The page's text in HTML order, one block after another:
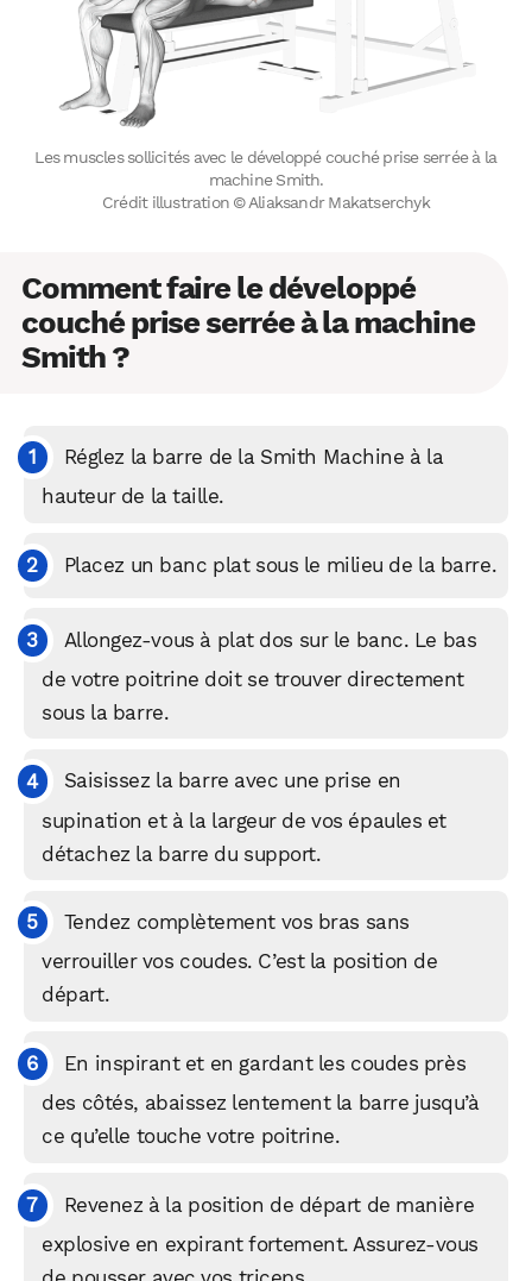
Les muscles sollicités avec le développé couché prise serrée à la
machine Smith.
Crédit illustration © Aliaksandr Makatserchyk
Comment faire le développé
couché prise serrée à la machine
Smith ?
Réglez la barre de la Smith Machine à la
hauteur de la taille.
Placez un banc plat sous le milieu de la barre.
Allongez-vous à plat dos sur le banc. Le bas
de votre poitrine doit se trouver directement
sous la barre.
Saisissez la barre avec une prise en
supination et à la largeur de vos épaules et
détachez la barre du support.
Tendez complètement vos bras sans
verrouiller vos coudes. C’est la position de
départ.
En inspirant et en gardant les coudes près
des côtés, abaissez lentement la barre jusqu’à
ce qu’elle touche votre poitrine.
Revenez à la position de départ de manière
explosive en expirant fortement. Assurez-vous